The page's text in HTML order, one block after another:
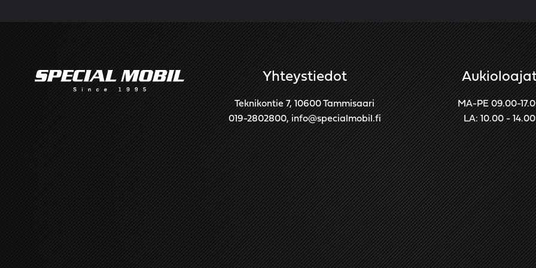
Yhteystiedot
Teknikontie 7, 10600 Tammisaari
019-2802800,info@specialmobil.fi
MA-PE 09.00-
LA: 10.00 - 14.00